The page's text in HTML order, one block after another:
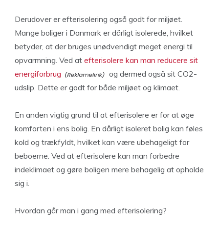
Derudover er efterisolering også godt for miljøet.
Mange boliger i Danmark er dårligt isolerede, hvilket
betyder, at der bruges unødvendigt meget energi til
opvarmning. Ved at efterisolere kan man reducere sit
energiforbrug
og dermed også sit CO2-
udslip. Dette er godt for både miljøet og klimaet.
En anden vigtig grund til at efterisolere er for at øge
komforten i ens bolig. En dårligt isoleret bolig kan føles
kold og trækfyldt, hvilket kan være ubehageligt for
beboerne. Ved at efterisolere kan man forbedre
indeklimaet og gøre boligen mere behagelig at opholde
sig i.
Hvordan går man i gang med efterisolering?